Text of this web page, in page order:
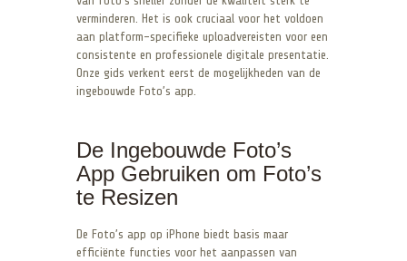
verminderen. Het is ook cruciaal voor het voldoen
aan platform-specifieke uploadvereisten voor een
consistente en professionele digitale presentatie.
Onze gids verkent eerst de mogelijkheden van de
ingebouwde Foto’s app.
De Ingebouwde Foto’s
App Gebruiken om Foto’s
te Resizen
De Foto’s app op iPhone biedt basis maar
efficiënte functies voor het aanpassen van